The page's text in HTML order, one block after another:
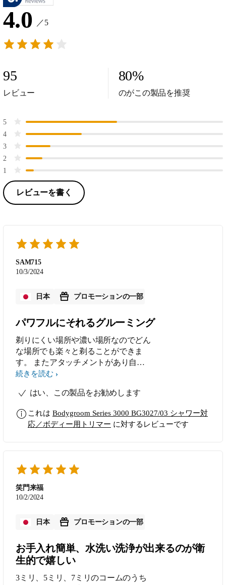
4.0 ／5
95
レビュー
80%
のがこの製品を推奨
5
4
3
2
1
レビューを書く
SAM715
10/3/2024
日本 プロモーションの一部
パワフルにそれるグルーミング
剃りにくい場所や濃い場所なのでどん
な場所でも楽々と剃ることができま
す。 またアタッチメントがあり自分
の思う長さにトリミングでき、すてき
き、肌にやさしい設計になっていると
続きを読む
はい、この製品をお勧めします
これは Bodygroom Series 3000 BG3027/03 シャワー対
応／ボディー用トリマー に対するレビューです
笑門来福
10/2/2024
日本 プロモーションの一部
お手入れ簡単、水洗い洗浄が出来るのが衛
生的で嬉しい
3ミリ、5ミリ、7ミリのコームのうち